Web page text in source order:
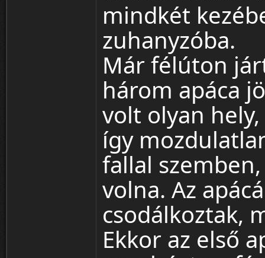
mindkét
zuhanyzóba.
Már félúton
három apáca
volt olyan
így
fallal
volna. Az
csodálkoztak,
Ekkor az első